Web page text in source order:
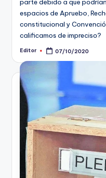
parte debido a que
espacios de Apruebo,
constitucional y
calificamos de impreciso?
Publicado
Editor 07/10/2020